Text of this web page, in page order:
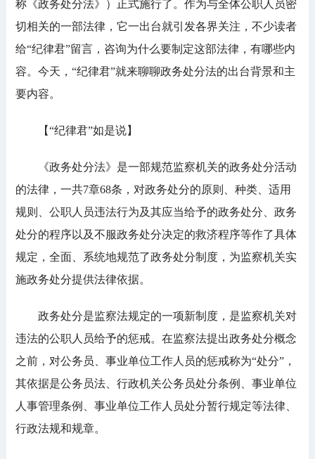
称《政务处分法》）正式施行了。作为与全体公职人员密
切相关的一部法律，它一出台就引发各界关注，不少读者
给“纪律君”留言，咨询为什么要制定这部法律，有哪些内
容。今天，“纪律君”就来聊聊政务处分法的出台背景和主
要内容。
【“纪律君”如是说】
《政务处分法》是一部规范监察机关的政务处分活动
的法律，一共7章68条，对政务处分的原则、种类、适用
规则、公职人员违法行为及其应当给予的政务处分、政务
处分的程序以及不服政务处分决定的救济程序等作了具体
规定，全面、系统地规范了政务处分制度，为监察机关实
施政务处分提供法律依据。
政务处分是监察法规定的一项新制度，是监察机关对
违法的公职人员给予的惩戒。在监察法提出政务处分概念
之前，对公务员、事业单位工作人员的惩戒称为“处分”，
其依据是公务员法、行政机关公务员处分条例、事业单位
人事管理条例、事业单位工作人员处分暂行规定等法律、
行政法规和规章。